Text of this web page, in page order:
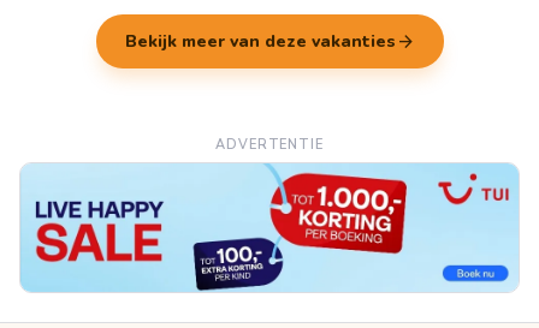
Bekijk meer van deze vakanties arrow_forward
ADVERTENTIE